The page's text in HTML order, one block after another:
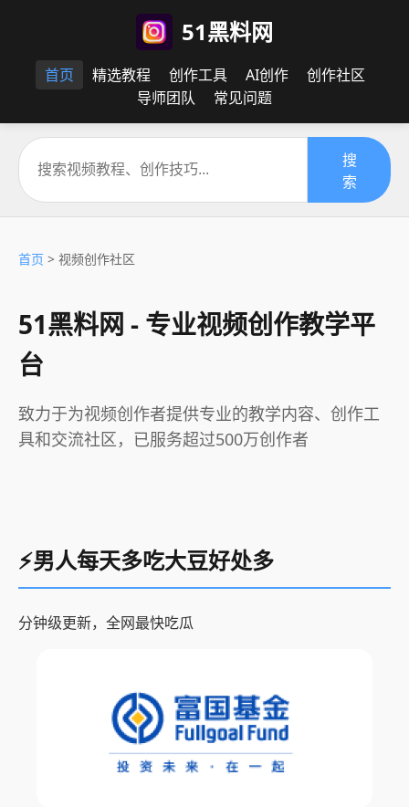
51黑料网
首页 精选教程 创作工具 AI创作
创作社区
导师团队
常见问题
搜
索
首页 > 视频创作社区
51黑料网 - 专业视频创作教学平
台
致力于为视频创作者提供专业的教学内容、创作工
具和交流社区，已服务超过500万创作者
⚡男人每天多吃大豆好处多
分钟级更新，全网最快吃瓜